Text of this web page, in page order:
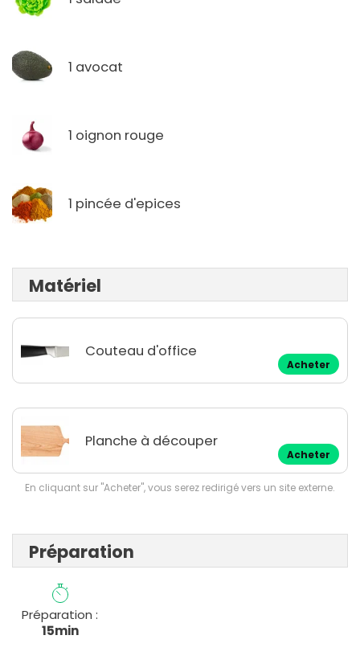
1 avocat
1 oignon rouge
1 pincée d'epices
Matériel
Couteau d'office
Acheter
Planche à découper
Acheter
En cliquant sur "Acheter", vous serez redirigé vers un site externe.
Préparation
Préparation :
15min